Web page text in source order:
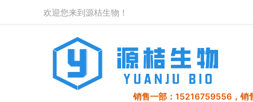
欢迎您来到源桔生物！
销售一部：15216759556，